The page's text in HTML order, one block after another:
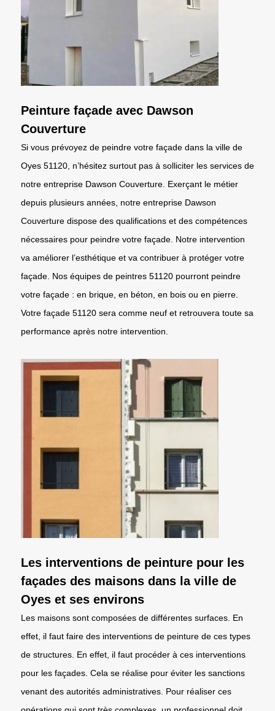
Peinture façade avec Dawson
Couverture
Si vous prévoyez de peindre votre façade dans la ville de
Oyes 51120, n’hésitez surtout pas à solliciter les services de
notre entreprise Dawson Couverture. Exerçant le métier
depuis plusieurs années, notre entreprise Dawson
Couverture dispose des qualifications et des compétences
nécessaires pour peindre votre façade. Notre intervention
va améliorer l’esthétique et va contribuer à protéger votre
façade. Nos équipes de peintres 51120 pourront peindre
votre façade : en brique, en béton, en bois ou en pierre.
Votre façade 51120 sera comme neuf et retrouvera toute sa
performance après notre intervention.
Les interventions de peinture pour les
façades des maisons dans la ville de
Oyes et ses environs
Les maisons sont composées de différentes surfaces. En
effet, il faut faire des interventions de peinture de ces types
de structures. En effet, il faut procéder à ces interventions
pour les façades. Cela se réalise pour éviter les sanctions
venant des autorités administratives. Pour réaliser ces